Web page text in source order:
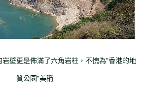
壁更是佈滿了六角岩柱，不愧為"香港的地
質公園"美稱